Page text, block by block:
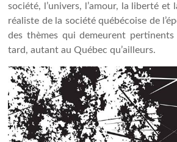
société, l’univers, l’amour, la liberté
réaliste de la société québécoise de
des thèmes qui demeurent
tard, autant au Québec qu’ailleurs.